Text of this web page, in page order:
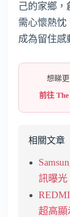
己的家鄉，
需心懷熱忱
成為留住感
想睇
前往
相關文章
訊曝光
超高